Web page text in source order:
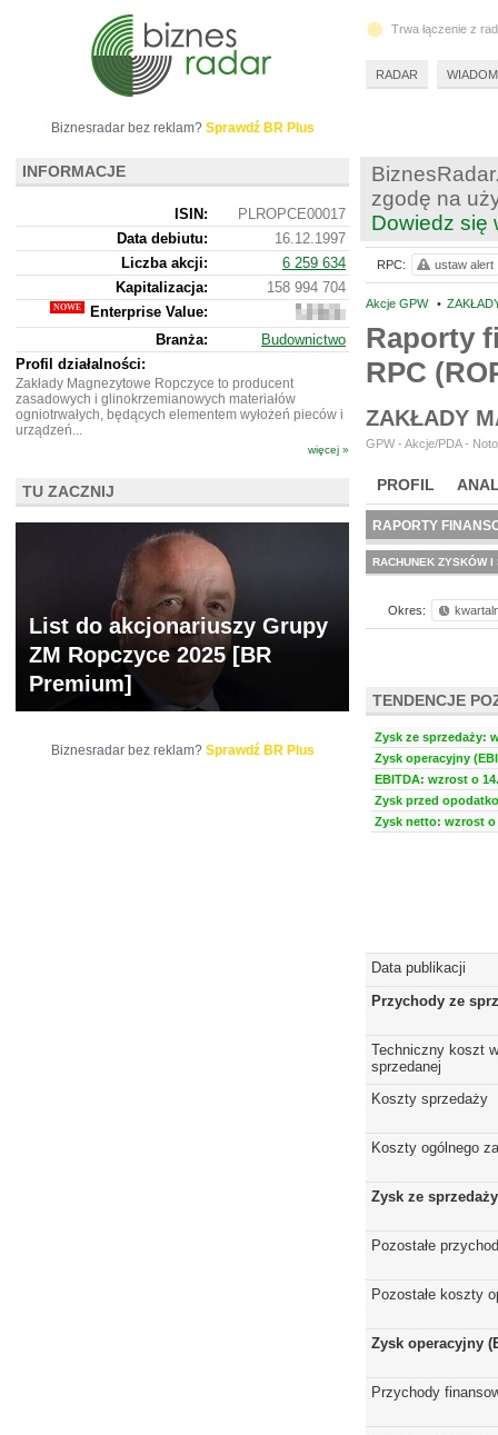
zgodę na
Dowiedz się
Akcje GPW •
Raporty
RPC
ZAKŁADY
GPW - Akcje/PDA -
PROFIL
BR LAB
RAPORTY
RACHUNEK ZYSKÓW I
Okres:
TENDENCJE
Zysk ze sprzedaży:
Zysk operacyjny
EBITDA: wzrost o
Zysk przed
Zysk netto: wzrost o
Data publikacji
Przychody ze
Techniczny koszt
sprzedanej
Koszty sprzedaży
Koszty ogólnego
Zysk ze sprzedaży
Pozostałe
Pozostałe koszty
Zysk operacyjny
Przychody
RPC: ustaw alert
Biznesradar bez reklam? Sprawdź BR Plus
INFORMACJE
ISIN:
PLROPCE00017
Data debiutu:
16.12.1997
Liczba akcji:
6 259 634
Kapitalizacja:
158 994 704
Enterprise Value:
198
377
704
Branża:
Budownictwo
Profil działalności:
Zakłady Magnezytowe Ropczyce to producent
zasadowych i glinokrzemianowych materiałów
ogniotrwałych, będących elementem wyłożeń pieców i
urządzeń...
więcej »
TU ZACZNIJ
List do akcjonariuszy Grupy
ZM Ropczyce 2025 [BR
Premium]
Biznesradar bez reklam? Sprawdź BR Plus
Trwa łączenie z
RADAR